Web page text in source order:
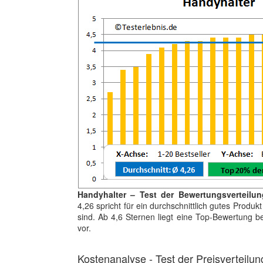
Handyhalter – Test der
4,26 spricht für ein durchschnittlich gutes
sind. Ab 4,6 Sternen liegt eine Top-Bewertung
vor.
Kostenanalyse - Test der